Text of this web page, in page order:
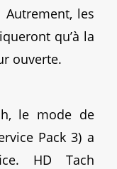
Autrement, les
qu’à la
ouverte.
le mode de
Pack 3) a
HD Tach